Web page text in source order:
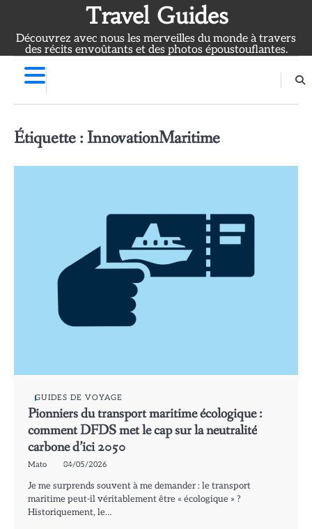
content
Travel Guides
Découvrez avec nous les merveilles du monde à travers
des récits envoûtants et des photos époustouflantes.
Étiquette :InnovationMaritime
GUIDES DE VOYAGE
Pionniers du transport maritime écologique :
comment DFDS met le cap sur la neutralité
carbone d’ici 2050
Mato 04/05/2026
Je me surprends souvent à me demander : le transport
maritime peut-il véritablement être « écologique » ?
Historiquement, le…